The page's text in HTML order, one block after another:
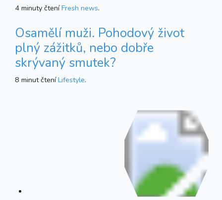
4 minuty čtení Fresh news.
Osamělí muži. Pohodový život
plný zážitků, nebo dobře
skrývaný smutek?
8 minut čtení Lifestyle.